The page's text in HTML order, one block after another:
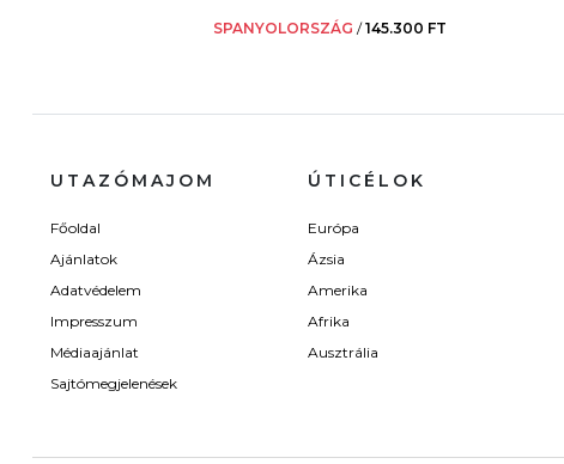
SPANYOLORSZÁG /145.300 FT
UTAZÓMAJOM
Főoldal
Ajánlatok
Adatvédelem
Impresszum
Médiaajánlat
Sajtómegjelenések
ÚTICÉLOK
Európa
Ázsia
Amerika
Afrika
Ausztrália